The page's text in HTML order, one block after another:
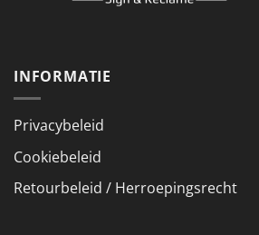
INFORMATIE
Privacybeleid
Cookiebeleid
Retourbeleid / Herroepingsrecht